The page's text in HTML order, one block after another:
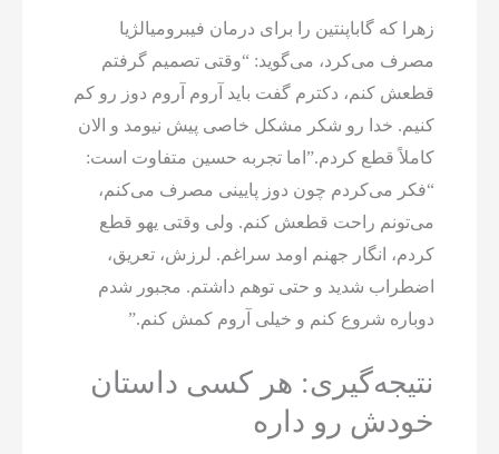
زهرا که گاباپنتین را برای درمان فیبرومیالژیا
مصرف می‌کرد، می‌گوید: “وقتی تصمیم گرفتم
قطعش کنم، دکترم گفت باید آروم آروم دوز رو کم
کنیم. خدا رو شکر مشکل خاصی پیش نیومد و الان
کاملاً قطع کردم.”اما تجربه حسین متفاوت است:
“فکر می‌کردم چون دوز پایینی مصرف می‌کنم،
می‌تونم راحت قطعش کنم. ولی وقتی یهو قطع
کردم، انگار جهنم اومد سراغم. لرزش، تعریق،
اضطراب شدید و حتی توهم داشتم. مجبور شدم
دوباره شروع کنم و خیلی آروم کمش کنم.”
نتیجه‌گیری: هر کسی داستان
خودش رو داره